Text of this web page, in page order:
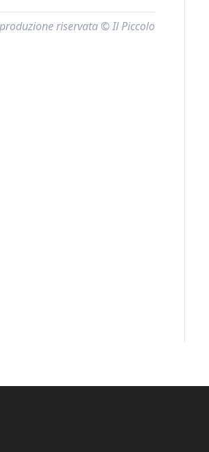
riservata © Il Piccolo